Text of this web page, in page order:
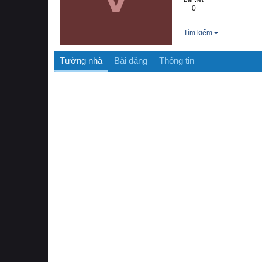
0
Tìm kiếm
Tường nhà Bài đăng Thông tin